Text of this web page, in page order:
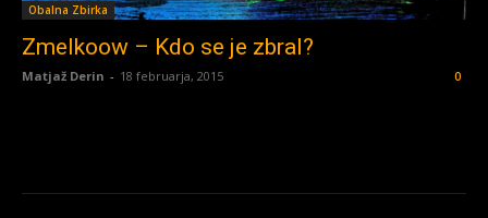
Obalna Zbirka
Zmelkoow – Kdo se je zbral?
Matjaž Derin - 18 februarja, 2015 0